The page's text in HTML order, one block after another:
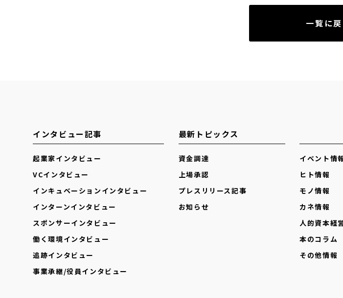
一覧に戻
インタビュー記事
起業家インタビュー
VCインタビュー
インキュベーションインタビュー
インターンインタビュー
スポンサーインタビュー
働く環境インタビュー
追跡インタビュー
事業承継/役員インタビュー
最新トピックス
資金調達
上場承認
プレスリリース記事
お知らせ
イベント情
ヒト情報
モノ情報
カネ情報
人的資本経
本のコラム
その他情報